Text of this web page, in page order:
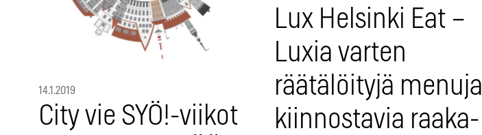
14.1.2019
City vie SYÖ!-viikot
Lux Helsinki Eat –
Luxia varten
räätälöityjä
kiinnostavia raaka-